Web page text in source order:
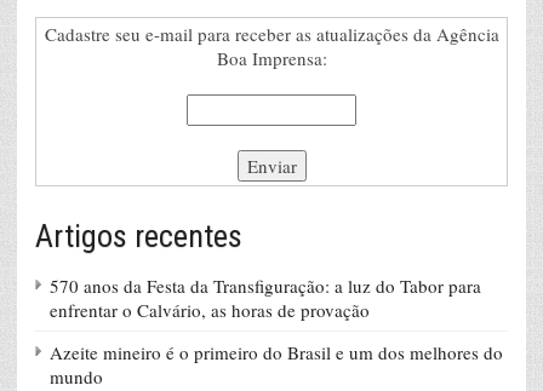
Cadastre seu e-mail para receber as atualizações da Agência
Boa Imprensa:
Artigos recentes
570 anos da Festa da Transfiguração: a luz do Tabor para
enfrentar o Calvário, as horas de provação
Azeite mineiro é o primeiro do Brasil e um dos melhores do
mundo